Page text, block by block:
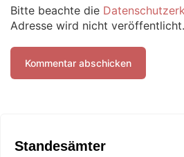
Bitte beachte die
Adresse wird nicht veröffentlicht.
Standesämter